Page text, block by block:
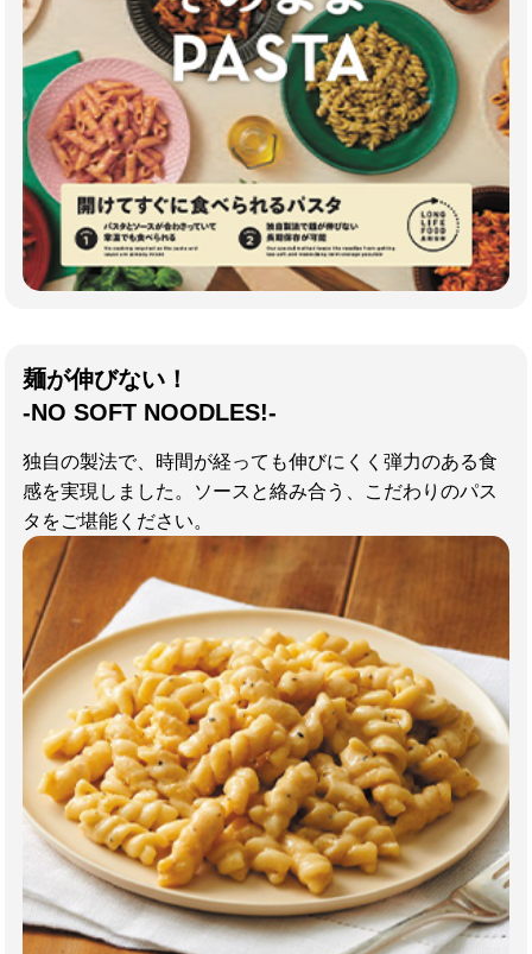
麺が伸びない！
-NO SOFT NOODLES!-
独自の製法で、時間が経っても伸びにくく弾力のある食
感を実現しました。ソースと絡み合う、こだわりのパス
タをご堪能ください。